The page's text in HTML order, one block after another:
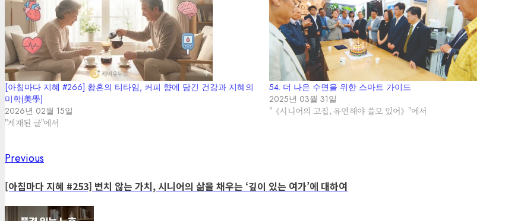
[아침마다 지혜 #266] 황혼의 티타임, 커피 향에 담긴 건강과 지혜의
미학(美學)
2026년 02월 15일
"게재된 글"에서
54. 더 나은 수면을 위한 스마트 가이드
2025년 03월 31일
"《시니어의 고집, 유연해야 쓸모 있어》"에서
Post
navigation
Previous
[아침마다 지혜 #253] 변치 않는 가치, 시니어의 삶을 채우는 ‘깊이 있는 여가’에 대하여